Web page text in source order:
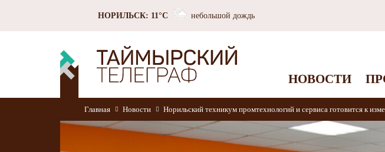
НОРИЛЬСК: 11°C небольшой дождь
НОВОСТИ
Главная Новости Норильский техникум промтехнологий и сервиса готовится к